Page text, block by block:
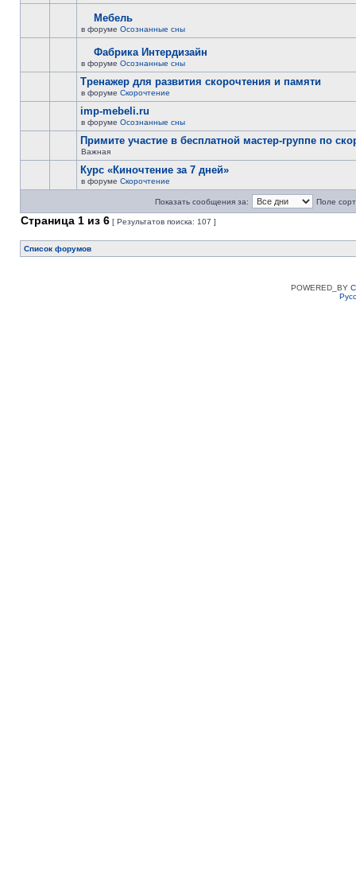
Мебель
в форуме Осознанные сны
Фабрика Интердизайн
в форуме Осознанные сны
Тренажер для развития скорочтения и памяти
в форуме Скорочтение
imp-mebeli.ru
в форуме Осознанные сны
Примите участие в бесплатной мастер-группе по
Важная
Курс «Киночтение за 7 дней»
в форуме Скорочтение
Показать сообщения за: Поле
Страница 1 из 6 [ Результатов поиска: 107 ]
Список форумов
POWERED_BY